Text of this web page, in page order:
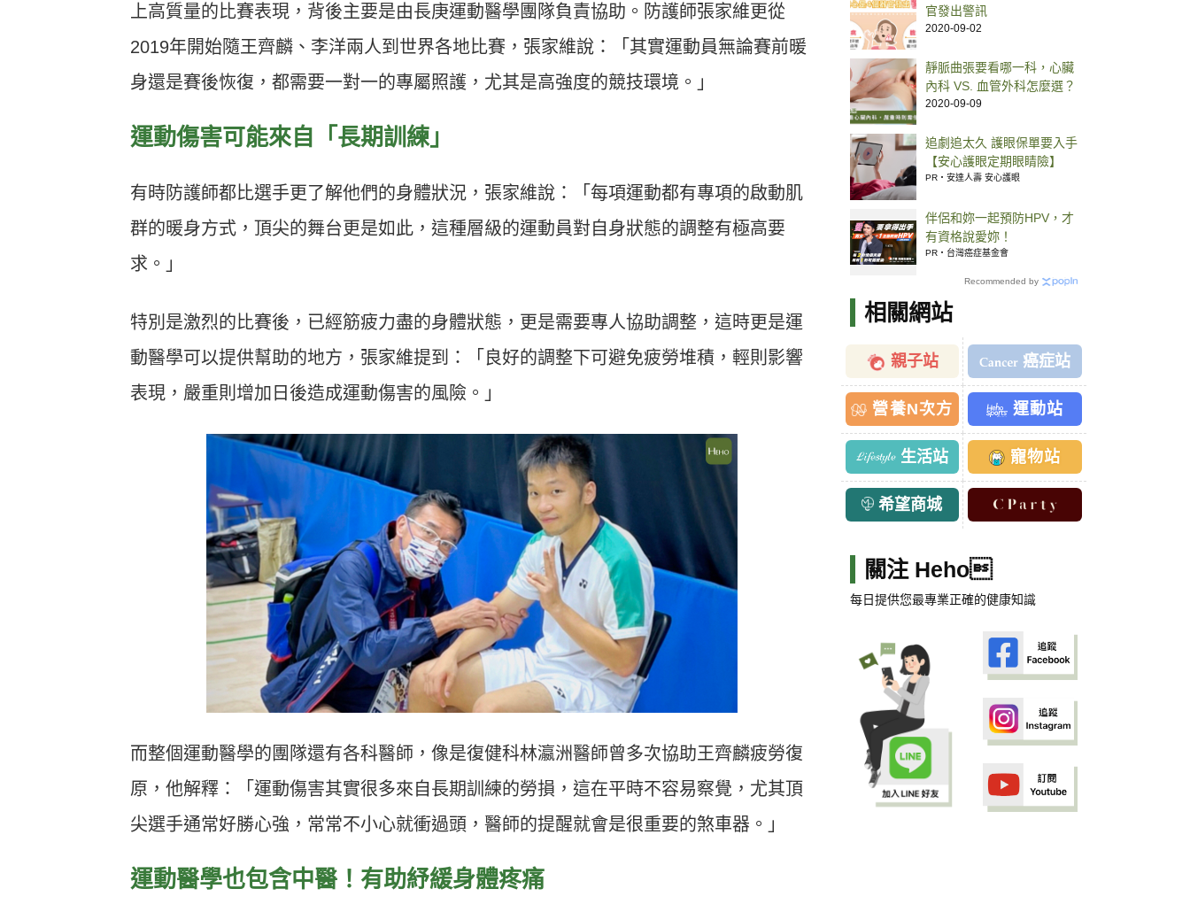
上高質量的比賽表現，背後主要是由長庚運動醫學團隊負責協助。防護師張家維更從
2019年開始隨王齊麟、李洋兩人到世界各地比賽，張家維說：「其實運動員無論賽前暖
身還是賽後恢復，都需要一對一的專屬照護，尤其是高強度的競技環境。」
運動傷害可能來自「長期訓練」
有時防護師都比選手更了解他們的身體狀況，張家維說：「每項運動都有專項的啟動肌
群的暖身方式，頂尖的舞台更是如此，這種層級的運動員對自身狀態的調整有極高要
求。」
特別是激烈的比賽後，已經筋疲力盡的身體狀態，更是需要專人協助調整，這時更是運
動醫學可以提供幫助的地方，張家維提到：「良好的調整下可避免疲勞堆積，輕則影響
表現，嚴重則增加日後造成運動傷害的風險。」
而整個運動醫學的團隊還有各科醫師，像是復健科林瀛洲醫師曾多次協助王齊麟疲勞復
原，他解釋：「運動傷害其實很多來自長期訓練的勞損，這在平時不容易察覺，尤其頂
尖選手通常好勝心強，常常不小心就衝過頭，醫師的提醒就會是很重要的煞車器。」
運動醫學也包含中醫！有助紓緩身體疼痛
官發出警訊
2020-09-02
靜脈曲張要看哪一科，心臟
內科 VS. 血管外科怎麼選？
2020-09-09
追劇追太久 護眼保單要入手
【安心護眼定期眼睛險】
PR・安達人壽 安心護眼
伴侶和妳一起預防HPV，才
有資格說愛妳！
PR・台灣癌症基金會
Recommended by
相關網站
親子站 癌症站
營養N次方 運動站
生活站 寵物站
希望商城
關注 Heho
每日提供您最專業正確的健康知識